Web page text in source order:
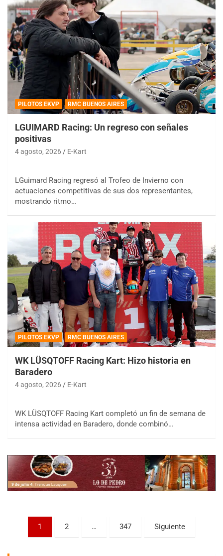
PILOTOS EKVP RMC BUENOS AIRES
LGUIMARD Racing: Un regreso con señales
positivas
4 agosto, 2026 E-Kart
LGuimard Racing regresó al Trofeo de Invierno con
actuaciones competitivas de sus dos representantes,
mostrando ritmo…
PILOTOS EKVP RMC BUENOS AIRES
WK LÜSQTOFF Racing Kart: Hizo historia en
Baradero
4 agosto, 2026 E-Kart
WK LÜSQTOFF Racing Kart completó un fin de semana de
intensa actividad en Baradero, donde combinó…
Paginación
1 2 … 347 Siguiente
08/09-AGO
KDO - F6
Ciudad de Trenque Lauquen (Asfalto)
Trenque Lauquen (Buenos Aires)
Parque de la Velocidad (Asfalto)
Villaguay (Entre Ríos)